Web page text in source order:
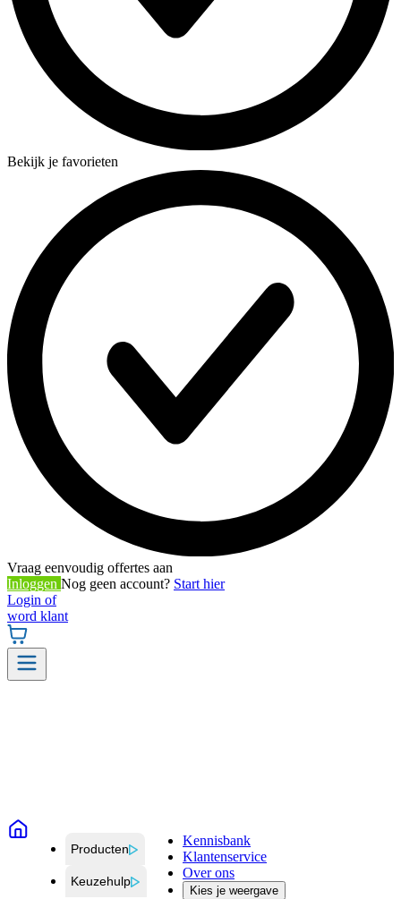
Bekijk je favorieten
Vraag eenvoudig offertes aan
Inloggen Nog geen account? Start hier
Login of
word klant
Producten
Keuzehulp
Kennisbank
Klantenservice
Over ons
Kies je weergave